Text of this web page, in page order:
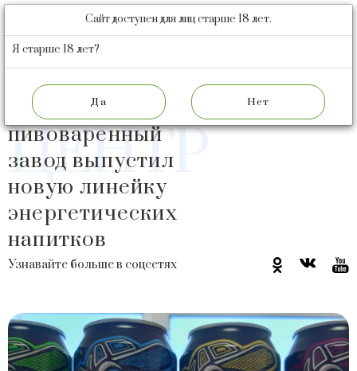
ЗАВОД
ПРЕСС
ЦЕНТР
​Барнаульский
пивоваренный
завод выпустил
новую линейку
энергетических
напитков
Узнавайте больше в соцсетях
Сайт доступен для лиц старше 18 лет.
Я старше 18 лет?